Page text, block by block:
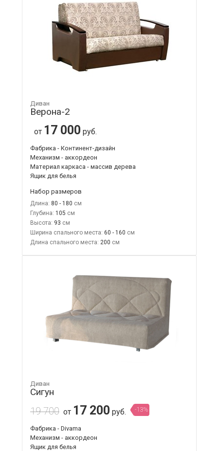
Диван
Верона-2
от 17 000 руб.
Фабрика - Континент-дизайн
Механизм - аккордеон
Материал каркаса - массив дерева
Ящик для белья
Набор размеров
Длина: 80 - 180
Глубина: 105
Высота: 93
Ширина спального места: 60 - 160
Длина спального места: 200
Диван
Сигун
19 700 от 17 200 руб. -13%
Фабрика - Divama
Механизм - аккордеон
Ящик для белья